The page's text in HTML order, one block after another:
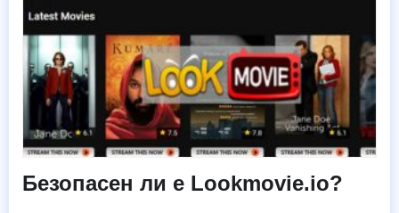
Безопасен ли е Lookmovie.io?